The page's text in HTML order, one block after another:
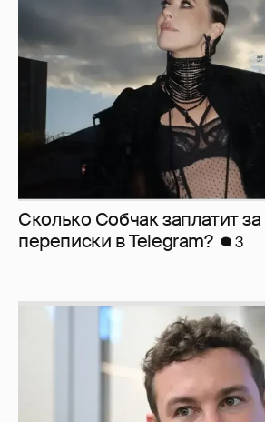
Сколько Собчак заплатит
перeписки в Telegram?
3